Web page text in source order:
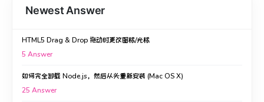
Newest Answer
HTML5 Drag & Drop 拖动时更改图标/光标
5 Answer
如何完全卸载 Node.js，然后从头重新安装 (Mac OS X)
25 Answer